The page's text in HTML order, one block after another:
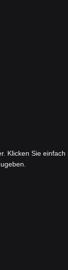
Klicken Sie einfach